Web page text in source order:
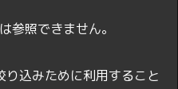
参照できません。
込みために利用すること